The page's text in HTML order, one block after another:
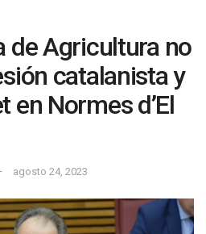
de Agricultura no
catalanista y
en Normes d’El
agosto 24, 2023